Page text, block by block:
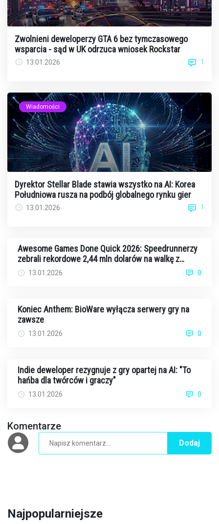
Zwolnieni deweloperzy GTA 6 bez tymczasowego
wsparcia - sąd w UK odrzuca wniosek Rockstar
13.01.2026 1
Wiadomości
Dyrektor Stellar Blade stawia wszystko na AI: Korea
Południowa rusza na podbój globalnego rynku gier
13.01.2026 1
Awesome Games Done Quick 2026: Speedrunnerzy
zebrali rekordowe 2,44 mln dolarów na walkę z
rakiem13.01.2026 0
Koniec Anthem: BioWare wyłącza serwery gry na
zawsze
13.01.2026 0
Indie deweloper rezygnuje z gry opartej na AI: "To
hańba dla twórców i graczy"
13.01.2026 0
Komentarze
Dodaj
Najpopularniejsze